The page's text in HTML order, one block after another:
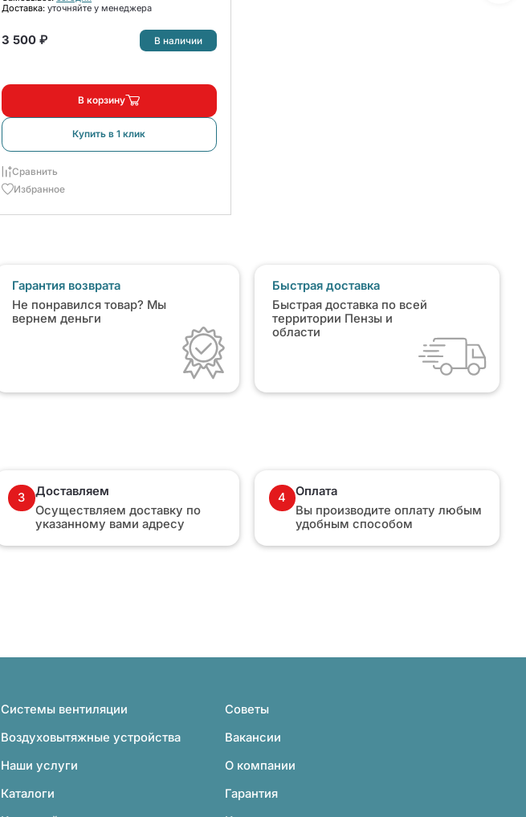
Доставка: уточняйте у менеджера
3 500 ₽ В наличии
В корзину
Купить в 1 клик
Сравнить
Избранное
Гарантия возврата
Не понравился товар? Мы
вернем деньги
Быстрая доставка
Быстрая доставка по всей
территории Пензы и
области
3
Доставляем
Осуществляем доставку по
указанному вами адресу
4
Оплата
Вы производите оплату любым
удобным способом
Системы вентиляции
Воздуховытяжные устройства
Наши услуги
Каталоги
Советы
Вакансии
О компании
Гарантия